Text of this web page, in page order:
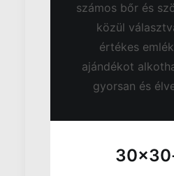
számos bőr és
közül
értékes
ajándékot
gyorsan és